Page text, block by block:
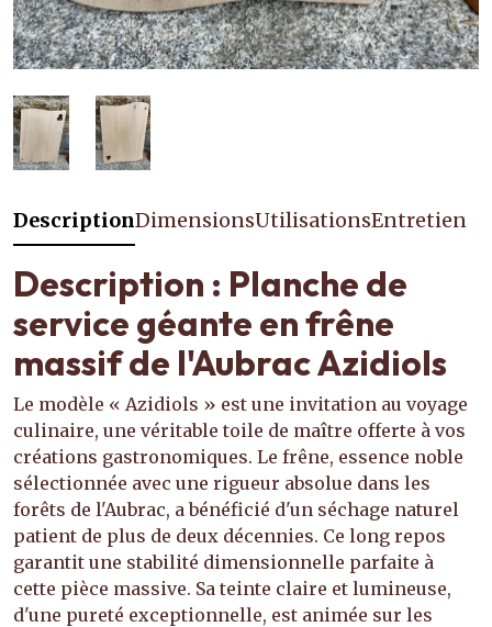
DescriptionDimensionsUtilisationsEntretien
Description : Planche de
service géante en frêne
massif de l'Aubrac Azidiols
Le modèle « Azidiols » est une invitation au voyage
culinaire, une véritable toile de maître offerte à vos
créations gastronomiques. Le frêne, essence noble
sélectionnée avec une rigueur absolue dans les
forêts de l'Aubrac, a bénéficié d'un séchage naturel
patient de plus de deux décennies. Ce long repos
garantit une stabilité dimensionnelle parfaite à
cette pièce massive. Sa teinte claire et lumineuse,
d'une pureté exceptionnelle, est animée sur les